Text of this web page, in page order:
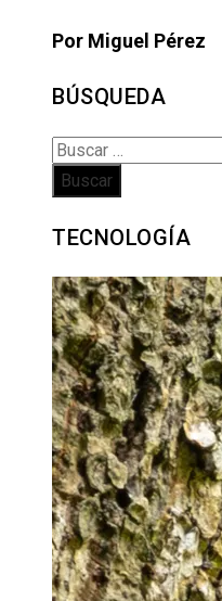
Por Miguel Pérez
BÚSQUEDA
Buscar:
TECNOLOGÍA